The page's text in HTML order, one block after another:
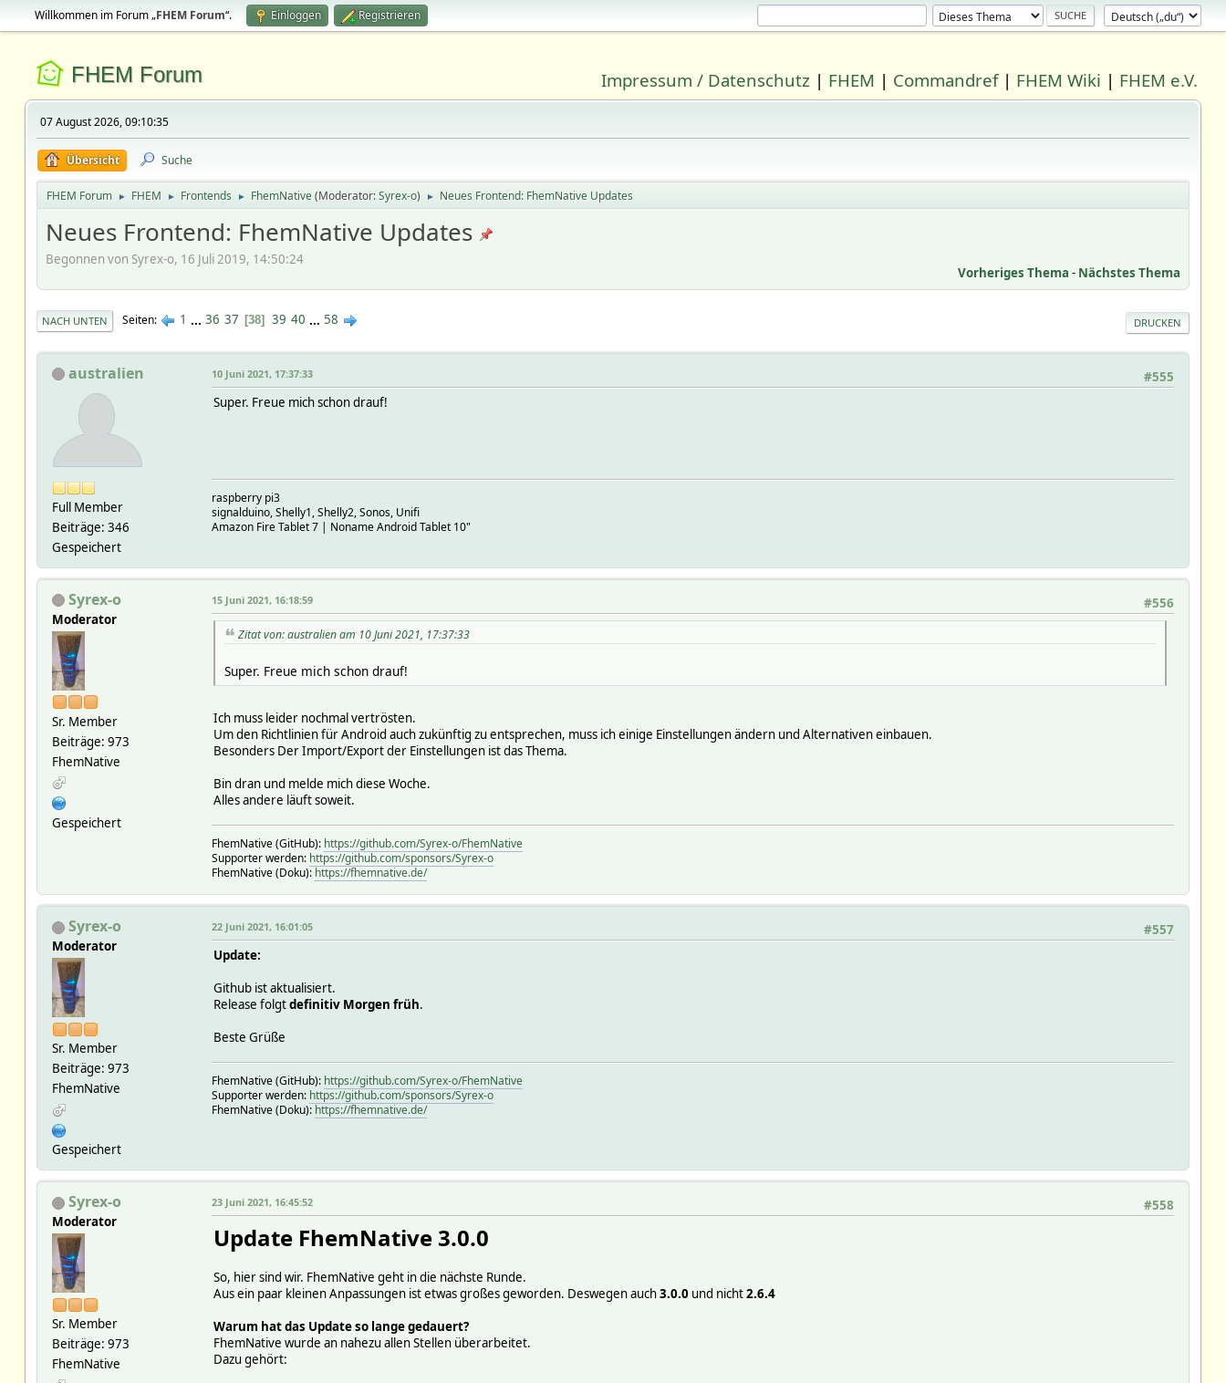
Willkommen im Forum „FHEM Forum“. Einloggen Registrieren
FHEM Forum Impressum / Datenschutz | FHEM | Commandref| FHEM Wiki | FHEM e.V.
07 August 2026, 09:10:35
Übersicht Suche
FHEM Forum ► FHEM ► Frontends ► FhemNative(Moderator:Syrex-o) ► Neues Frontend: FhemNative Updates
Neues Frontend: FhemNative Updates
Begonnen von Syrex-o, 16 Juli 2019, 14:50:24
Vorheriges Thema - Nächstes Thema
DRUCKEN
NACH UNTEN Seiten 1 ... 36 37 38 39 40 ... 58
australien
Full Member
Beiträge: 346
Gespeichert
#555
10 Juni 2021, 17:37:33
Super. Freue mich schon drauf!
raspberry pi3
signalduino, Shelly1, Shelly2, Sonos, Unifi
Amazon Fire Tablet 7 | Noname Android Tablet 10"
Syrex-o
Moderator
Sr. Member
Beiträge: 973
FhemNative
Gespeichert
#556
15 Juni 2021, 16:18:59
Zitat von: australien am 10 Juni 2021, 17:37:33
Super. Freue mich schon drauf!
Ich muss leider nochmal vertrösten.
Um den Richtlinien für Android auch zukünftig zu entsprechen, muss ich einige Einstellungen ändern und Alternativen einbauen.
Besonders Der Import/Export der Einstellungen ist das Thema.
Bin dran und melde mich diese Woche.
Alles andere läuft soweit.
FhemNative (GitHub): https://github.com/Syrex-o/FhemNative
Supporter werden: https://github.com/sponsors/Syrex-o
FhemNative (Doku): https://fhemnative.de/
Syrex-o
Moderator
Sr. Member
Beiträge: 973
FhemNative
Gespeichert
#557
22 Juni 2021, 16:01:05
Update:
Github ist aktualisiert.
Release folgtdefinitiv Morgen früh.
Beste Grüße
FhemNative (GitHub): https://github.com/Syrex-o/FhemNative
Supporter werden: https://github.com/sponsors/Syrex-o
FhemNative (Doku): https://fhemnative.de/
Syrex-o
Moderator
Sr. Member
Beiträge: 973
FhemNative
#558
23 Juni 2021, 16:45:52
Update FhemNative 3.0.0
So, hier sind wir. FhemNative geht in die nächste Runde.
Aus ein paar kleinen Anpassungen ist etwas großes geworden. Deswegen auch3.0.0und nicht2.6.4
Warum hat das Update so lange gedauert?
FhemNative wurde an nahezu allen Stellen überarbeitet.
Dazu gehört: